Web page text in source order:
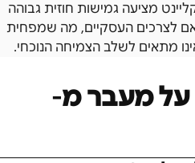
מציעה גמישות חוזית גבוהה
לצרכים העסקיים, מה שמפחית
מתאים לשלב הצמיחה הנוכחי.
על מעבר מ-